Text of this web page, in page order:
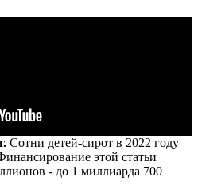
Сотни детей-сирот в 2022 году
этой статьи
- до 1 миллиарда 700